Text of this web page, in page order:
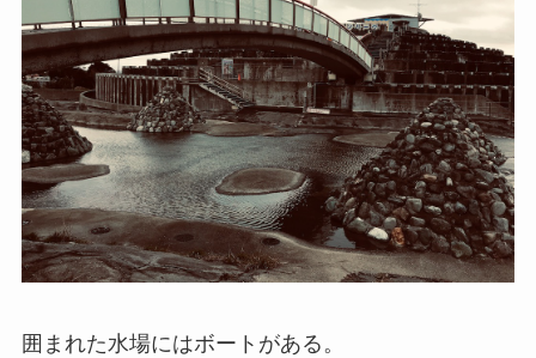
囲まれた水場にはボートがある。